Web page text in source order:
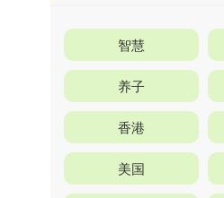
智慧
养子
香港
美国